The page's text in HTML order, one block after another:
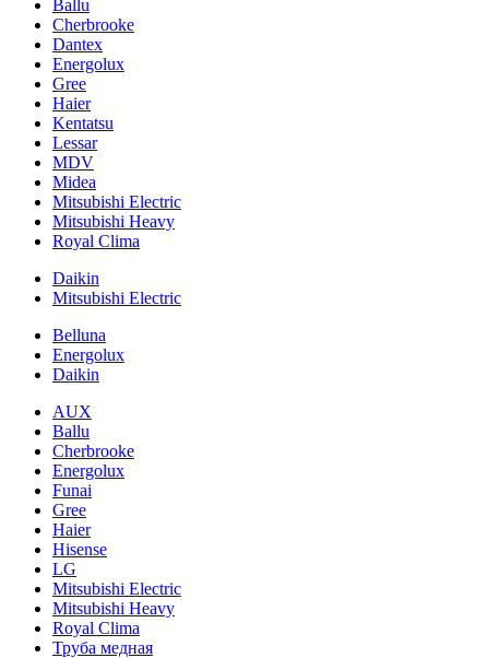
Ballu
Cherbrooke
Dantex
Energolux
Gree
Haier
Kentatsu
Lessar
MDV
Midea
Mitsubishi Electric
Mitsubishi Heavy
Royal Clima
Daikin
Mitsubishi Electric
Belluna
Energolux
Daikin
AUX
Ballu
Cherbrooke
Energolux
Funai
Gree
Haier
Hisense
LG
Mitsubishi Electric
Mitsubishi Heavy
Royal Clima
Труба медная